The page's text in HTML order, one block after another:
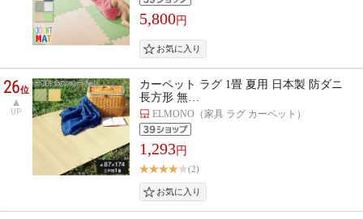
5,800円
26位
UP
カーペット ラグ 1畳 夏用 日本製 防ダニ
長方形 無…
ELMONO（家具 ラグ カーペット）
1,293円
(2)